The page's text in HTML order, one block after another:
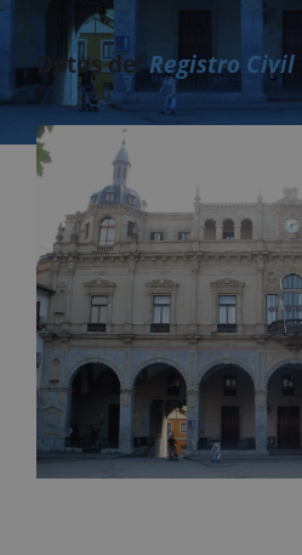
Datos delRegistro Civil